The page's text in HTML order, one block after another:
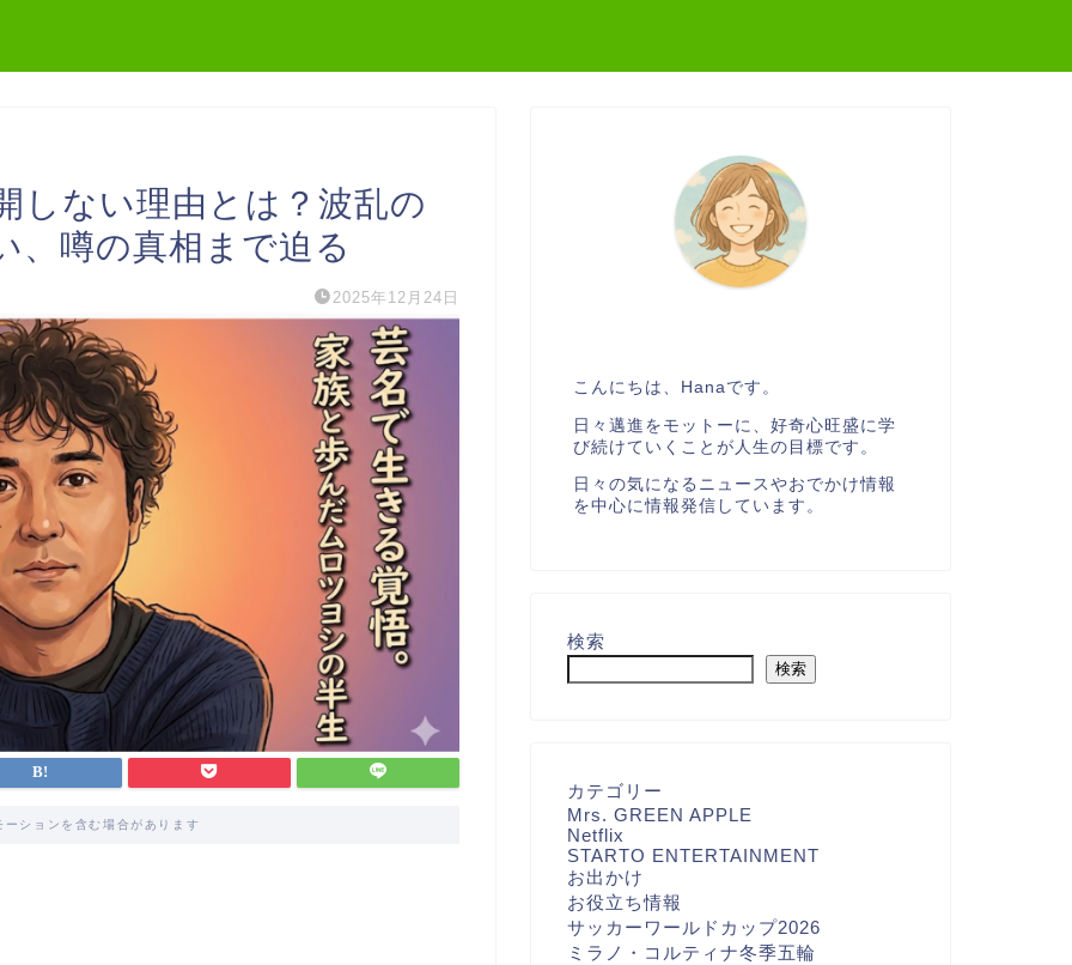
しない理由とは？波乱の
、噂の真相まで迫る
2025年12月24日
ーションを含む場合があります
こんにちは、Hanaです。
日々邁進をモットーに、好奇心旺盛に学
び続けていくことが人生の目標です。
日々の気になるニュースやおでかけ情報
を中心に情報発信しています。
検索
検索
カテゴリー
Mrs. GREEN APPLE
Netflix
STARTO ENTERTAINMENT
お出かけ
お役立ち情報
サッカーワールドカップ2026
ミラノ・コルティナ冬季五輪